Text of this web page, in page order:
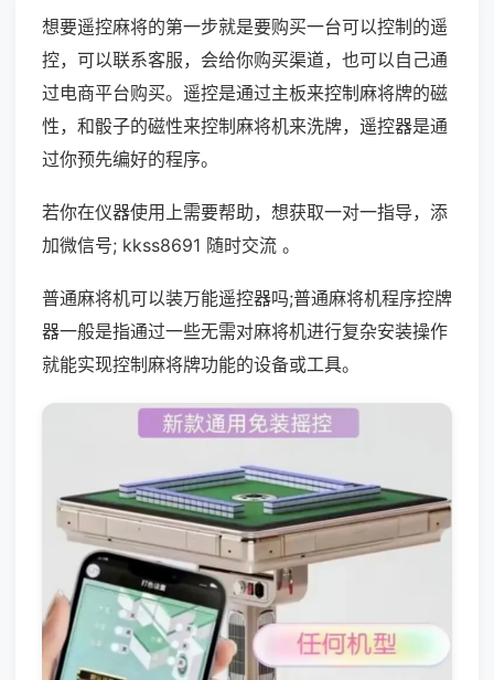
想要遥控麻将的第一步就是要购买一台可以控制的遥
控，可以联系客服，会给你购买渠道，也可以自己通
过电商平台购买。遥控是通过主板来控制麻将牌的磁
性，和骰子的磁性来控制麻将机来洗牌，遥控器是通
过你预先编好的程序。
若你在仪器使用上需要帮助，想获取一对一指导，添
加微信号; kkss8691 随时交流 。
普通麻将机可以装万能遥控器吗;普通麻将机程序控牌
器一般是指通过一些无需对麻将机进行复杂安装操作
就能实现控制麻将牌功能的设备或工具。